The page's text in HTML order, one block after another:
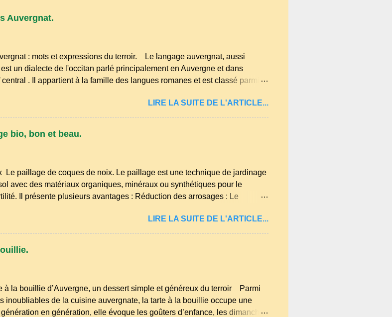
Auvergnat.
: mots et expressions du terroir. Le langage auvergnat, aussi
un dialecte de l'occitan parlé principalement en Auvergne et dans
. Il appartient à la famille des langues romanes et est classé parmi
et en traditions. Par exemple, on trouve des mots typiques
ou "aze" (âne, utilisé aussi pour désigner quelqu'un de naïf). Souvenirs
LIRE LA SUITE DE L'ARTICLE...
bio, bon et beau.
Le paillage de coques de noix. Le paillage est une technique de jardinage
avec des matériaux organiques, minéraux ou synthétiques pour le
Il présente plusieurs avantages : Réduction des arrosages : Le
le sol, ce qui freine la germination des adventices. Protection contre les
du froid en hiver et de la chaleur excessive en été. Amélioration de la
organiques se décomposent et enrichissent la terre en humus. Bonsoir
est déjà bien avancé, et les idées ne manquent pas pour enfin
LIRE LA SUITE DE L'ARTICLE...
la bouillie d’Auvergne, un dessert simple et généreux du terroir Parmi
inoubliables de la cuisine auvergnate, la tarte à la bouillie occupe une
en génération, elle évoque les goûters d’enfance, les dimanches